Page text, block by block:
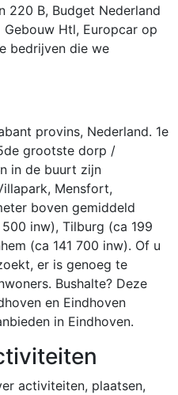
220 B, Budget Nederland
Htl, Europcar op
bedrijven die we
provins, Nederland. 1e
grootste dorp /
in de buurt zijn
Mensfort,
boven gemiddeld
inw), Tilburg (ca 199
(ca 141 700 inw). Of u
er is genoeg te
Bushalte? Deze
en Eindhoven
in Eindhoven.
activiteiten, plaatsen,